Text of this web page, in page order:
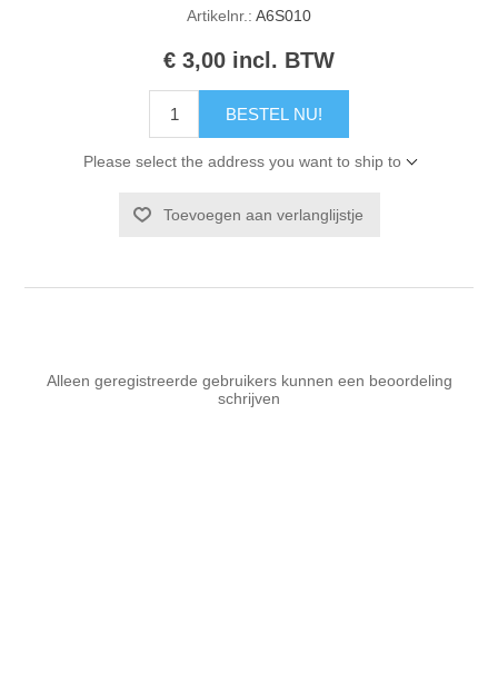
Artikelnr.: A6S010
€ 3,00 incl. BTW
BESTEL NU!
Please select the address you want to ship to
Toevoegen aan verlanglijstje
Alleen geregistreerde gebruikers kunnen een beoordeling
schrijven